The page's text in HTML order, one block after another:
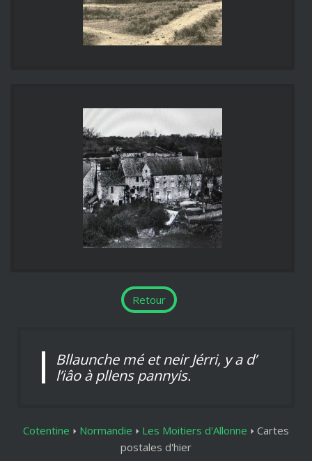
Retour
Bllaunche mé et neir Jérri, y a d’
l’iâo à pllens pannyis.
Cotentine Normandie Les Moitiers d'Allonne
Cartes
postales d'hier